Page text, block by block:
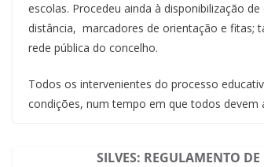
escolas. Procedeu ainda à disponibilização
distância, marcadores de orientação e fitas;
rede pública do concelho.
Todos os intervenientes do processo
condições, num tempo em que todos
SILVES: REGULAMENTO DE